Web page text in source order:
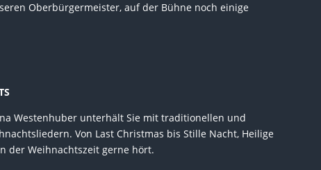
Oberbürgermeister, auf der Bühne noch einige
Westenhuber unterhält Sie mit traditionellen und
Von Last Christmas bis Stille Nacht, Heilige
der Weihnachtszeit gerne hört.